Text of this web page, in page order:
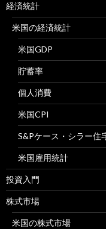
経済統計
米国の経済統計
米国GDP
貯蓄率
個人消費
米国CPI
S&Pケース・シラー住
米国雇用統計
投資入門
株式市場
米国の株式市場